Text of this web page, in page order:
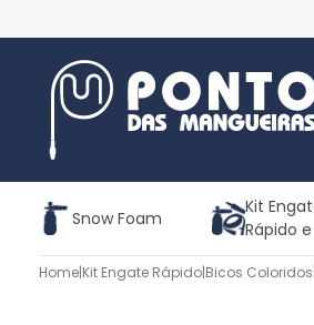
Snow Foam
Kit
Rápido
Home|Kit Engate Rápido|Bicos Coloridos